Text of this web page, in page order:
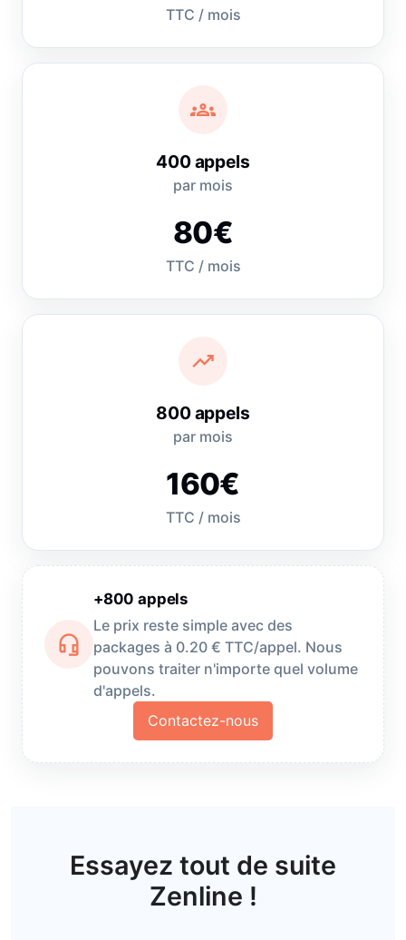
TTC / mois
groups
400 appels
par mois
80€
TTC / mois
trending_up
800 appels
par mois
160€
TTC / mois
headset_mic
+800 appels
Le prix reste simple avec des
packages à 0.20 € TTC/appel. Nous
pouvons traiter n'importe quel volume
d'appels.
Contactez-nous
Essayez tout de suite
Zenline !